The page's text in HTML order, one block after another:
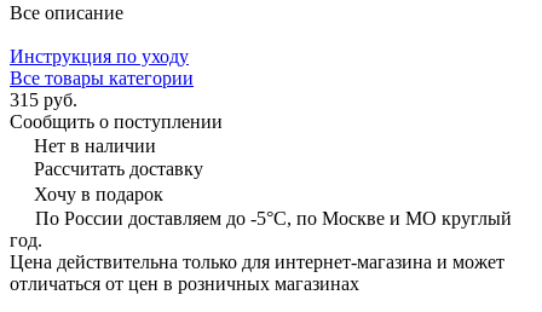
Все описание
Инструкция по уходу
Все товары категории
315 руб.
Сообщить о поступлении
Нет в наличии
Рассчитать доставку
Хочу в подарок
По России доставляем до -5°C, по Москве и МО круглый
год.
Цена действительна только для интернет-магазина и может
отличаться от цен в розничных магазинах